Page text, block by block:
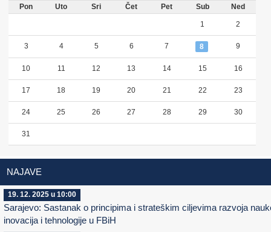
Pon Uto Sri Čet Pet Sub Ned
1 2
3 4 5 6 7 8 9
10 11 12 13 14 15 16
17 18 19 20 21 22 23
24 25 26 27 28 29 30
31
NAJAVE
19. 12. 2025 u 10:00
Sarajevo: Sastanak o principima i strateškim ciljevima razvoja
inovacija i tehnologije u FBiH